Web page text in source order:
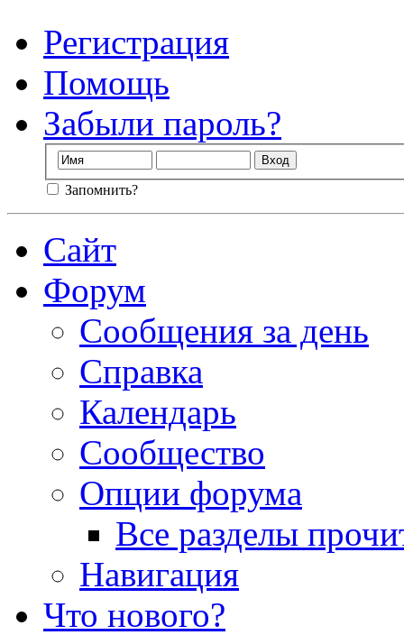
Регистрация
Помощь
Забыли пароль?
Запомнить?
Сайт
Форум
Сообщения за день
Справка
Календарь
Сообщество
Опции форума
Все разделы
Навигация
Что нового?